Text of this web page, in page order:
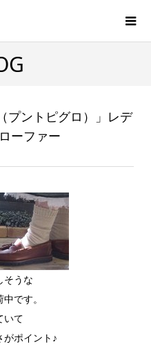
プントピグロ）」レデ
ーファー
そうな
です。
いて
がポイント♪